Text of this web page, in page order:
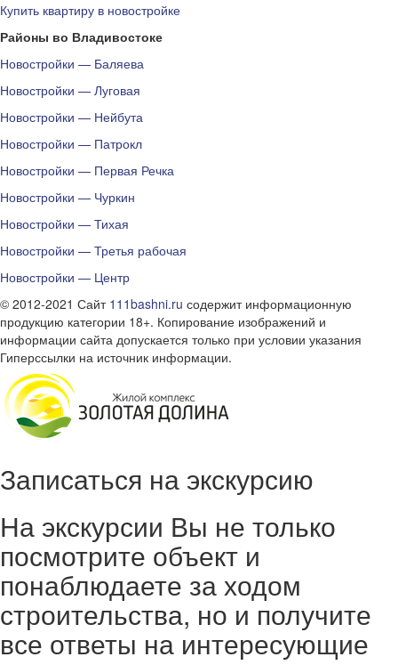
Купить квартиру в новостройке
Районы во Владивостоке
Новостройки — Баляева
Новостройки — Луговая
Новостройки — Нейбута
Новостройки — Патрокл
Новостройки — Первая Речка
Новостройки — Чуркин
Новостройки — Тихая
Новостройки — Третья рабочая
Новостройки — Центр
© 2012-2021 Сайт 111bashni.ru содержит информационную
продукцию категории 18+. Копирование изображений и
информации сайта допускается только при условии указания
Гиперссылки на источник информации.
Записаться на экскурсию
На экскурсии Вы не только
посмотрите объект и
понаблюдаете за ходом
строительства, но и получите
все ответы на интересующие